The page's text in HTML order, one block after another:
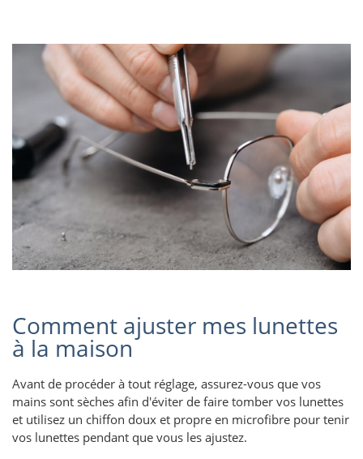
Comment ajuster mes lunettes
à la maison
Avant de procéder à tout réglage, assurez-vous que vos
mains sont sèches afin d'éviter de faire tomber vos lunettes
et utilisez un chiffon doux et propre en microfibre pour tenir
vos lunettes pendant que vous les ajustez.